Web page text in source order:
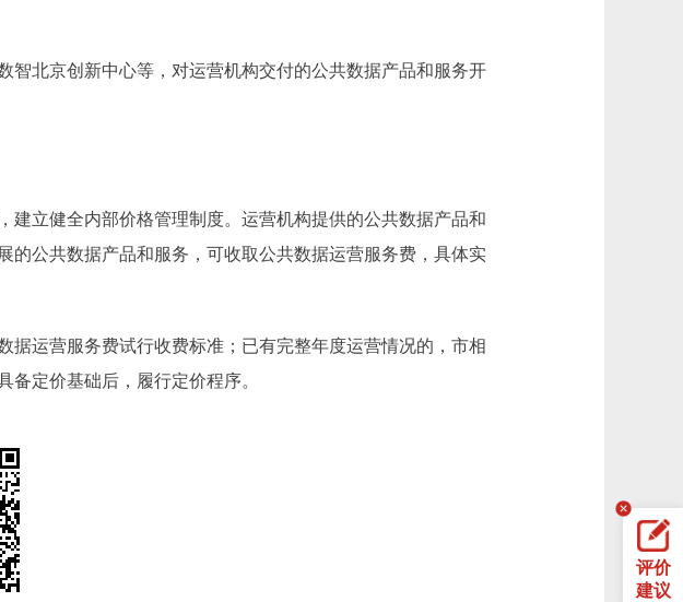
北京创新中心等，对运营机构交付的公共数据产品和服务开
立健全内部价格管理制度。运营机构提供的公共数据产品和
的公共数据产品和服务，可收取公共数据运营服务费，具体实
运营服务费试行收费标准；已有完整年度运营情况的，市相
定价基础后，履行定价程序。
评价
建议